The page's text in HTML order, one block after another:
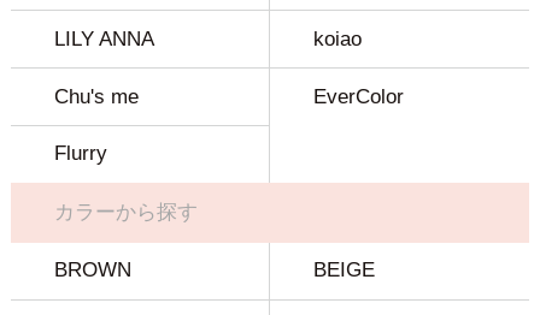
LILY ANNA koiao
Chu's me EverColor
Flurry
カラーから探す
BROWN BEIGE